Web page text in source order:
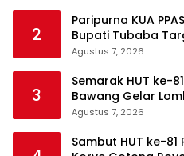
2
Paripurna KUA
Bupati Tubaba
Daerah Rp820,3
Agustus 7, 2026
3
Semarak HUT ke-
Bawang Gelar
Agustus 7, 2026
Sambut HUT ke-